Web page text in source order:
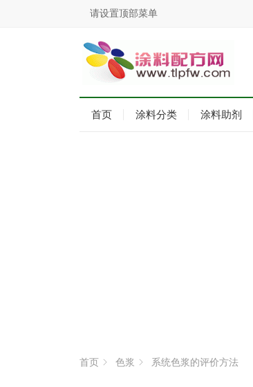
请设置顶部菜单
首页 涂料分类 涂料助剂
首页 色浆 系统色浆的评价方法